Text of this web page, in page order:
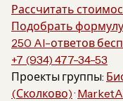
Рассчитать
Подобрать формулу
250 AI-ответов
+7 (934) 477-34-53
Проекты группы:
(Сколково)·